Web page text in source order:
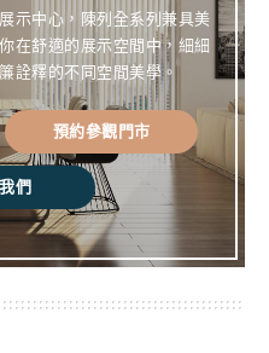
示中心，陳列全系列兼具美
在舒適的展示空間中，細細
詮釋的不同空間美學。
預約參觀門市
們